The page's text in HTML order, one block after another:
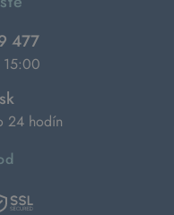
477
15:00
24 hodín